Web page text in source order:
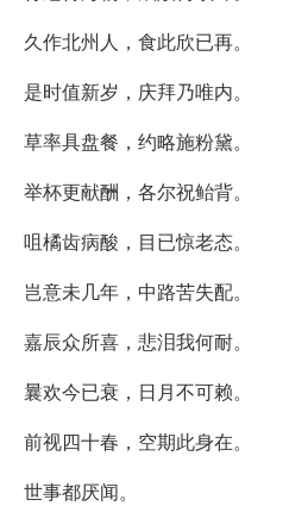
久作北州人，食此欣已再。
是时值新岁，庆拜乃唯内。
草率具盘餐，约略施粉黛。
举杯更献酬，各尔祝鲐背。
咀橘齿病酸，目已惊老态。
岂意未几年，中路苦失配。
嘉辰众所喜，悲泪我何耐。
曩欢今已衰，日月不可赖。
前视四十春，空期此身在。
世事都厌闻。